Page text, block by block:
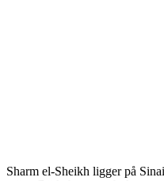
Sharm el-Sheikh ligger på